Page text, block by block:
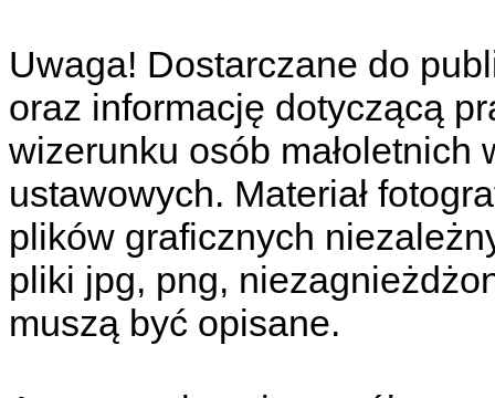
Uwaga! Dostarczane do
oraz informację dotyczącą
wizerunku osób
ustawowych. Materiał
plików graficznych
pliki jpg, png,
muszą być opisane.